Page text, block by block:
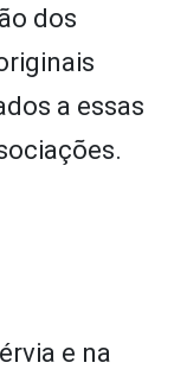
dos
a essas
e na